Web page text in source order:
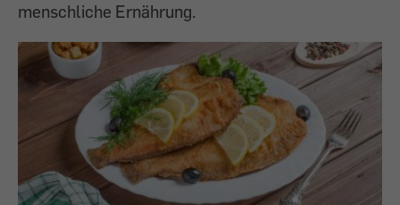
menschliche Ernährung.